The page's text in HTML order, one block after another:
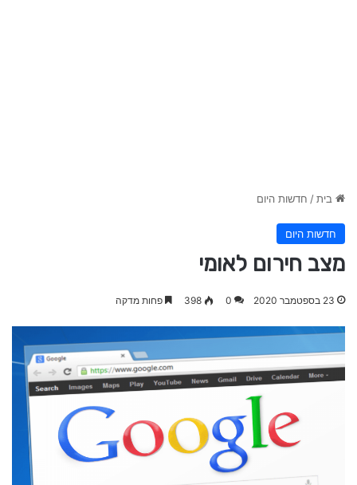
בית/ חדשות היום
חדשות היום
מצב חירום לאומי
23 בספטמבר 2020 0
398 פחות מדקה